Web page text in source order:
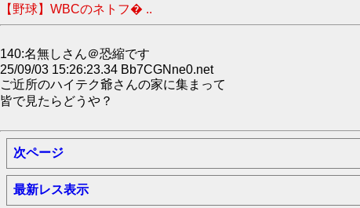
【野球】WBCのネトフ� ..
140:名無しさん＠恐縮です
25/09/03 15:26:23.34 Bb7CGNne0.net
ご近所のハイテク爺さんの家に集まって
皆で見たらどうや？
次ページ
最新レス表示